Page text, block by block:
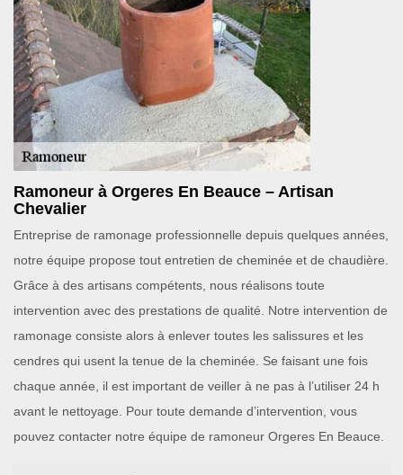
Ramoneur à Orgeres En Beauce – Artisan
Chevalier
Entreprise de ramonage professionnelle depuis quelques années,
notre équipe propose tout entretien de cheminée et de chaudière.
Grâce à des artisans compétents, nous réalisons toute
intervention avec des prestations de qualité. Notre intervention de
ramonage consiste alors à enlever toutes les salissures et les
cendres qui usent la tenue de la cheminée. Se faisant une fois
chaque année, il est important de veiller à ne pas à l’utiliser 24 h
avant le nettoyage. Pour toute demande d’intervention, vous
pouvez contacter notre équipe de ramoneur Orgeres En Beauce.